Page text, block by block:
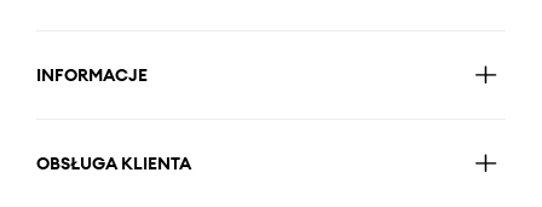
INFORMACJE
OBSŁUGA KLIENTA